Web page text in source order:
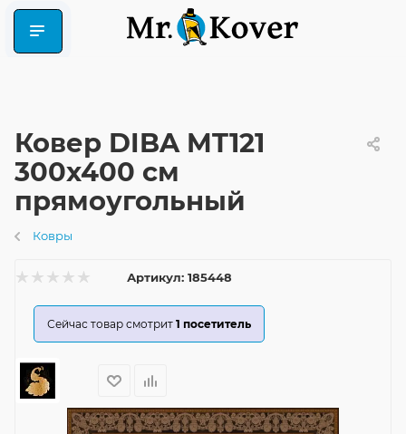
Ковер DIBA MT121
300x400 см
прямоугольный
Ковры
Артикул: 185448
Сейчас товар смотрит 1 посетитель